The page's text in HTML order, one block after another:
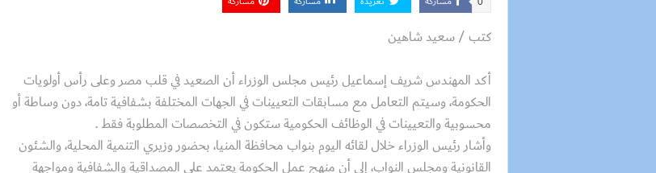
كتب / سعيد شاهين
أكد المهندس شريف إسماعيل رئيس مجلس الوزراء أن الصعيد في قلب مصر وعلى رأس أولويات
الحكومة، وسيتم التعامل مع مسابقات التعيينات في الجهات المختلفة بشفافية تامة، دون وساطة أو
محسوبية والتعيينات في الوظائف الحكومية ستكون في التخصصات المطلوبة فقط .
وأشار رئيس الوزراء خلال لقائه اليوم بنواب محافظة المنيا، بحضور وزيري التنمية المحلية، والشئون
القانونية ومجلس النواب، إلى أن منهج عمل الحكومة يعتمد على المصداقية والشفافية ومواجهة